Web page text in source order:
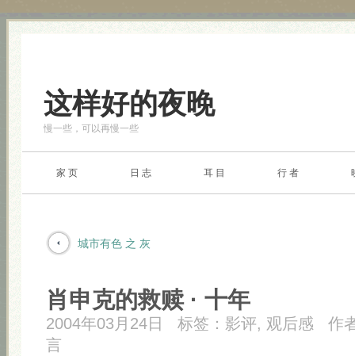
这样好的夜晚
慢一些，可以再慢一些
家 页 日 志 耳 目 行 者
城市有色 之 灰
肖申克的救赎 · 十年
2004年03月24日 标签： 影评, 观后感
作
言